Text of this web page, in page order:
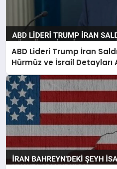
ABD Lideri Trump İran
Hürmüz ve İsrail Detayları